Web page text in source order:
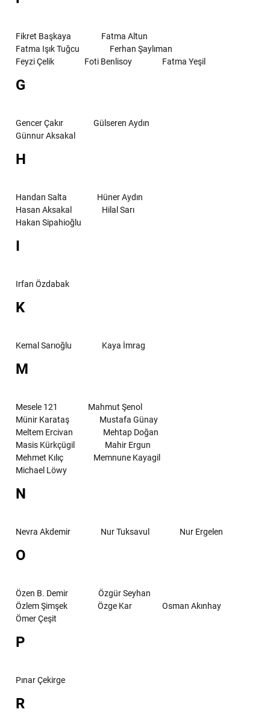
Fikret Başkaya
Fatma Altun
Fatma Işık Tuğcu
Ferhan Şaylıman
Feyzi Çelik
Foti Benlisoy Fatma Yeşil
G
Gencer Çakır
Gülseren Aydın
Günnur Aksakal
H
Handan Salta
Hüner Aydın
Hasan Aksakal
Hilal Sarı
Hakan Sipahioğlu
I
Irfan Özdabak
K
Kemal Sarıoğlu Kaya İmrag
M
Mesele 121
Mahmut Şenol
Münir Karataş
Mustafa Günay
Meltem Ercivan
Mehtap Doğan
Masis Kürkçügil
Mahir Ergun
Mehmet Kılıç
Memnune Kayagil
Michael Löwy
N
Nevra Akdemir Nur Tuksavul Nur Ergelen
O
Özen B. Demir
Özgür Seyhan
Özlem Şimşek
Özge Kar
Osman Akınhay
Ömer Çeşit
P
Pınar Çekirge
R